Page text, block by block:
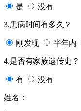
是 没有
3.患病时间有多久？
刚发现 半年内
4.是否有家族遗传史？
有 没有
姓名：